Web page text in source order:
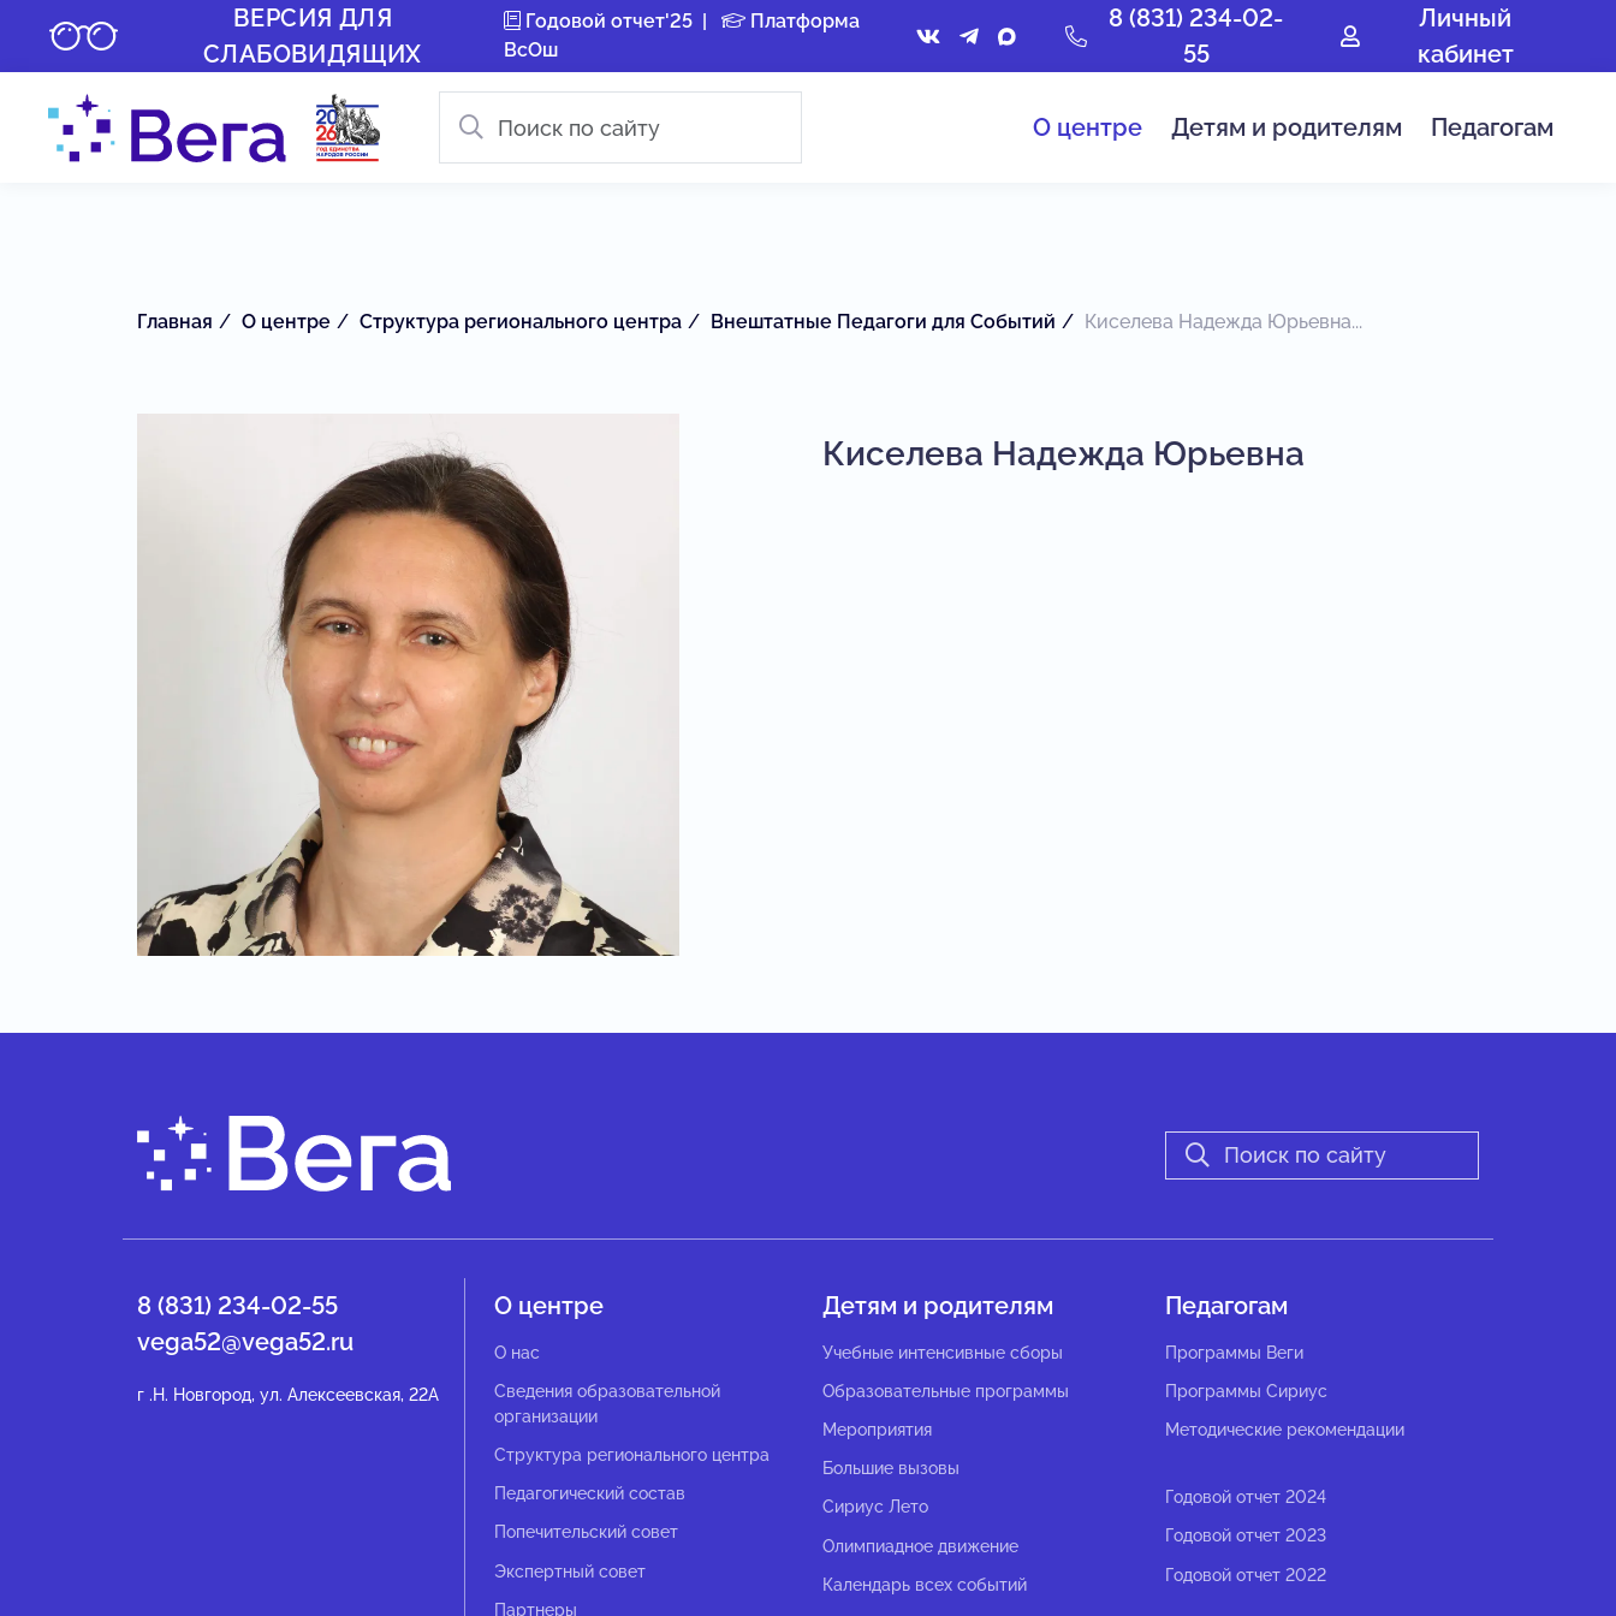
ВЕРСИЯ ДЛЯ
СЛАБОВИДЯЩИХ
Годовой отчет'25|
Платформа
ВсОш
8 (831) 234-02-
55
Личный
кабинет
О центре Детям и родителям Педагогам
Главная О центре Структура регионального центра Внештатные Педагоги для Событий Киселева Надежда Юрьевна...
Киселева Надежда Юрьевна
8 (831) 234-02-55
vega52@vega52.ru
г .Н. Новгород, ул. Алексеевская, 22А
О центре
О нас
Сведения образовательной
организации
Структура регионального центра
Педагогический состав
Попечительский совет
Экспертный совет
Партнеры
Детям и родителям
Учебные интенсивные сборы
Образовательные программы
Мероприятия
Большие вызовы
Сириус Лето
Олимпиадное движение
Календарь всех событий
Педагогам
Программы Веги
Программы Сириус
Методические рекомендации
Годовой отчет 2024
Годовой отчет 2023
Годовой отчет 2022